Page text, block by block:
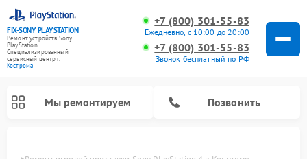
FIX-SONY PLAYSTATION
Ремонт устройств Sony
PlayStation
Специализированный
cервисный центр г.
Кострома
+7 (800) 301-55-83
Ежедневно, с 10:00 до 20:00
+7 (800) 301-55-83
Звонок бесплатный по РФ
Мы ремонтируем Позвонить